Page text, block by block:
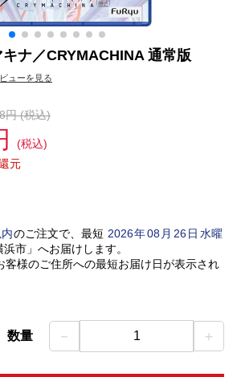
キナ／CRYMACHINA 通常版
ューを見る
円(税込)
(税込)
元
のご注文で、最短 2026年08 月 26日水曜
浜市」 へお届けします。
客様のご住所への最短お届け日が表示され
数量 － 1 ＋